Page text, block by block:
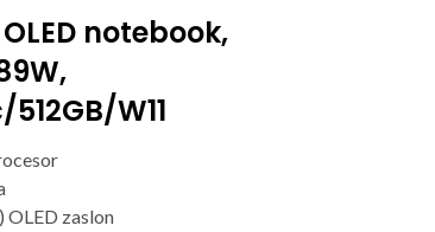
notebook,
W11
OLED zaslon